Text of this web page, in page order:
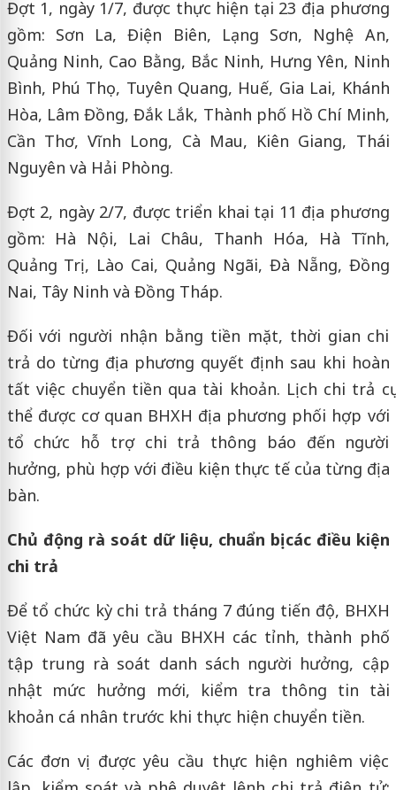
Đợt 1, ngày 1/7, được thực hiện tại 23 địa phương
gồm: Sơn La, Điện Biên, Lạng Sơn, Nghệ An,
Quảng Ninh, Cao Bằng, Bắc Ninh, Hưng Yên, Ninh
Bình, Phú Thọ, Tuyên Quang, Huế, Gia Lai, Khánh
Hòa, Lâm Đồng, Đắk Lắk, Thành phố Hồ Chí Minh,
Cần Thơ, Vĩnh Long, Cà Mau, Kiên Giang, Thái
Nguyên và Hải Phòng.
Đợt 2, ngày 2/7, được triển khai tại 11 địa phương
gồm: Hà Nội, Lai Châu, Thanh Hóa, Hà Tĩnh,
Quảng Trị, Lào Cai, Quảng Ngãi, Đà Nẵng, Đồng
Nai, Tây Ninh và Đồng Tháp.
Đối với người nhận bằng tiền mặt, thời gian chi
trả do từng địa phương quyết định sau khi hoàn
tất việc chuyển tiền qua tài khoản. Lịch chi trả cụ
thể được cơ quan BHXH địa phương phối hợp với
tổ chức hỗ trợ chi trả thông báo đến người
hưởng, phù hợp với điều kiện thực tế của từng địa
bàn.
Chủ động rà soát dữ liệu, chuẩn bị các điều kiện
chi trả
Để tổ chức kỳ chi trả tháng 7 đúng tiến độ, BHXH
Việt Nam đã yêu cầu BHXH các tỉnh, thành phố
tập trung rà soát danh sách người hưởng, cập
nhật mức hưởng mới, kiểm tra thông tin tài
khoản cá nhân trước khi thực hiện chuyển tiền.
Các đơn vị được yêu cầu thực hiện nghiêm việc